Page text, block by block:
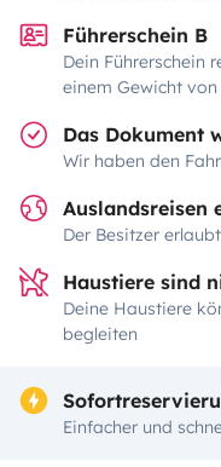
Führerschein B
Dein Führerschein
einem Gewicht
Das Dokument
Wir haben den
Auslandsreisen
Der Besitzer
Haustiere sind
Deine Haustiere
begleiten
Einfacher und